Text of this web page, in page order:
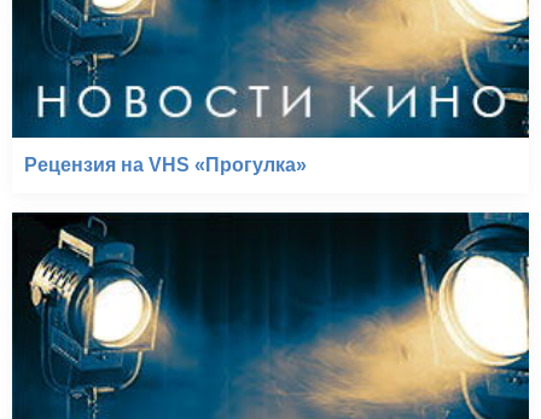
Рецензия на VHS «Прогулка»